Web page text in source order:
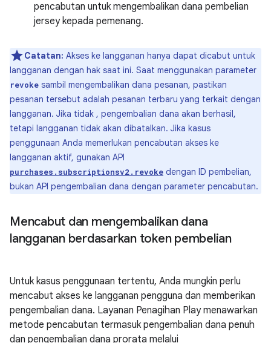
pencabutan untuk mengembalikan dana pembelian
jersey kepada pemenang.
Catatan: Akses ke langganan hanya dapat dicabut untuk
langganan dengan hak saat ini. Saat menggunakan parameter
revoke sambil mengembalikan dana pesanan, pastikan
pesanan tersebut adalah pesanan terbaru yang terkait dengan
langganan. Jika tidak , pengembalian dana akan berhasil,
tetapi langganan tidak akan dibatalkan. Jika kasus
penggunaan Anda memerlukan pencabutan akses ke
langganan aktif, gunakan API
purchases.subscriptionsv2.revoke dengan ID pembelian,
bukan API pengembalian dana dengan parameter pencabutan.
Mencabut dan mengembalikan dana
langganan berdasarkan token pembelian
Untuk kasus penggunaan tertentu, Anda mungkin perlu
mencabut akses ke langganan pengguna dan memberikan
pengembalian dana. Layanan Penagihan Play menawarkan
metode pencabutan termasuk pengembalian dana penuh
dan pengembalian dana prorata melalui